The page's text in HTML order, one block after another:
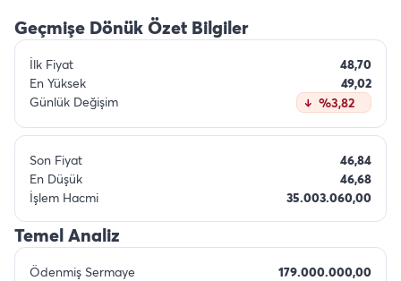
Geçmişe Dönük Özet Bilgiler
İlk Fiyat
48,70
En Yüksek
49,02
Günlük Değişim
%3,82
Son Fiyat
46,84
En Düşük
46,68
İşlem Hacmi
35.003.060,00
Temel Analiz
Ödenmiş Sermaye
179.000.000,00